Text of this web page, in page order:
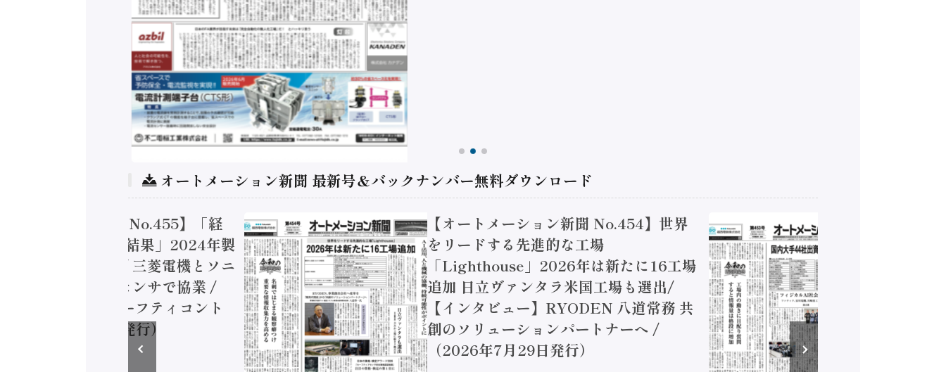
オートメーション新聞 最新号＆バックナンバー無料ダウンロード
トメーション新聞 No.455】「経
実態調査二次集計結果」2024年製
加価値額86兆円 / 三菱電機とソニ
コン AIビジョンセンサで協業 /
安全に動かすセーフティコント
（2026年8月5日発行）
【オートメーション新聞 No.454】世界
をリードする先進的な工場
「Lighthouse」2026年は新たに16工場
追加 日立ヴァンタラ米国工場も選出/
【インタビュー】RYODEN 八道常務 共
創のソリューションパートナーへ /
（2026年7月29日発行）